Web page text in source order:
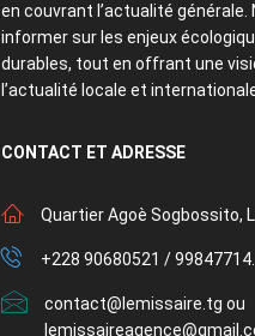
en couvrant l’actualité générale.
informer sur les enjeux
durables, tout en offrant une
l’actualité locale et
CONTACT ET ADRESSE
Quartier Agoè Sogbossito,
+228 90680521 / 99847714.
contact@lemissaire.tg ou